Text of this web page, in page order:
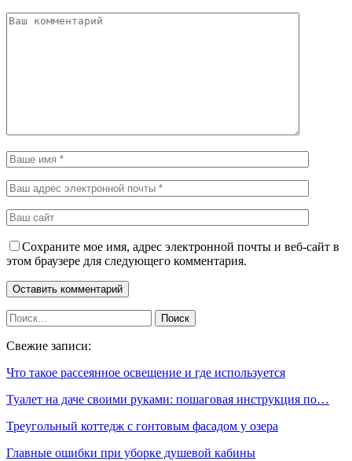
Сохраните мое имя, адрес электронной почты и веб-сайт в
этом браузере для следующего комментария.
Свежие записи:
Что такое рассеянное освещение и где используется
Туалет на даче своими руками: пошаговая инструкция по…
Треугольный коттедж с гонтовым фасадом у озера
Главные ошибки при уборке душевой кабины